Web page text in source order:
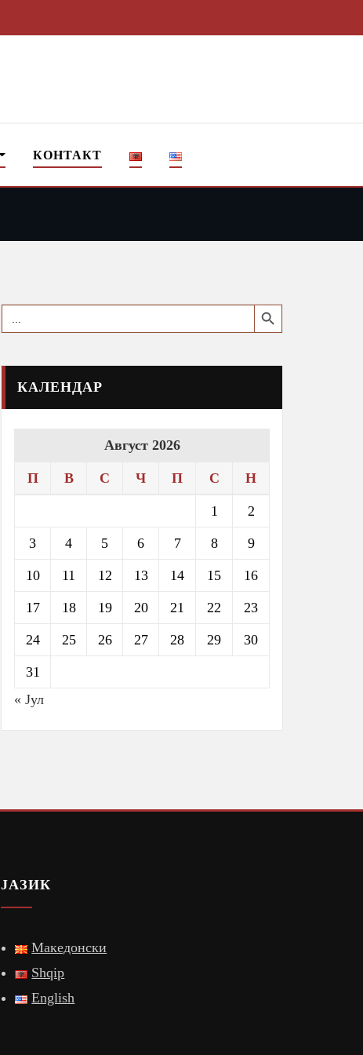
КОНТАКТ
Search
for:
Search Button
КАЛЕНДАР
Август 2026
П В С Ч П С Н
1 2
3 4 5 6 7 8 9
10 11 12 13 14 15 16
17 18 19 20 21 22 23
24 25 26 27 28 29 30
31
« Јул
ЈАЗИК
Македонски
Shqip
English